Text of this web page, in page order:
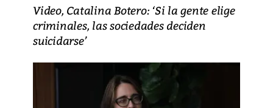
Video, Catalina Botero: ‘Si la gente elige
criminales, las sociedades deciden
suicidarse’